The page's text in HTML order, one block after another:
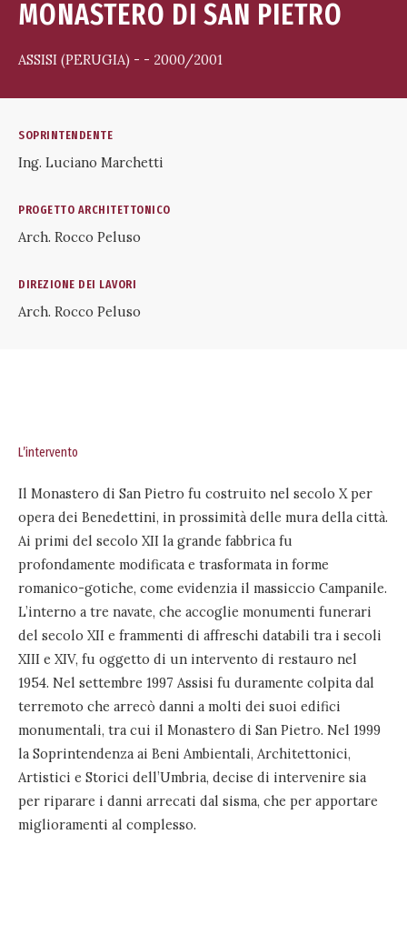
MONASTERO DI SAN PIETRO
ASSISI (PERUGIA) - - 2000/2001
SOPRINTENDENTE
Ing. Luciano Marchetti
PROGETTO ARCHITETTONICO
Arch. Rocco Peluso
DIREZIONE DEI LAVORI
Arch. Rocco Peluso
L’intervento
Il Monastero di San Pietro fu costruito nel secolo X per
opera dei Benedettini, in prossimità delle mura della città.
Ai primi del secolo XII la grande fabbrica fu
profondamente modificata e trasformata in forme
romanico-gotiche, come evidenzia il massiccio Campanile.
L’interno a tre navate, che accoglie monumenti funerari
del secolo XII e frammenti di affreschi databili tra i secoli
XIII e XIV, fu oggetto di un intervento di restauro nel
1954. Nel settembre 1997 Assisi fu duramente colpita dal
terremoto che arrecò danni a molti dei suoi edifici
monumentali, tra cui il Monastero di San Pietro. Nel 1999
la Soprintendenza ai Beni Ambientali, Architettonici,
Artistici e Storici dell’Umbria, decise di intervenire sia
per riparare i danni arrecati dal sisma, che per apportare
miglioramenti al complesso.